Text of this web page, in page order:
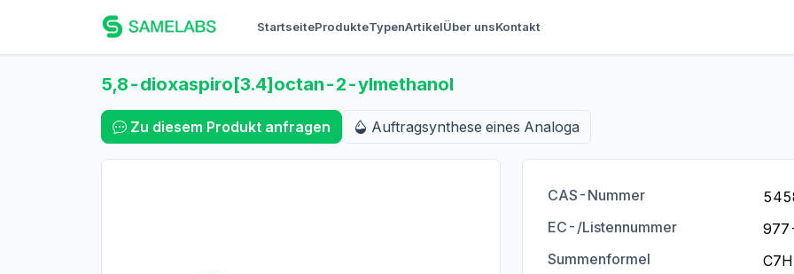
StartseiteProdukteTypenArtikelÜber unsKontakt
5,8-dioxaspiro[3.4]octan-2-ylmethanol
Zu diesem Produkt anfragen Auftragsynthese eines Analoga
CAS-Nummer
EC-/Listennummer
Summenformel